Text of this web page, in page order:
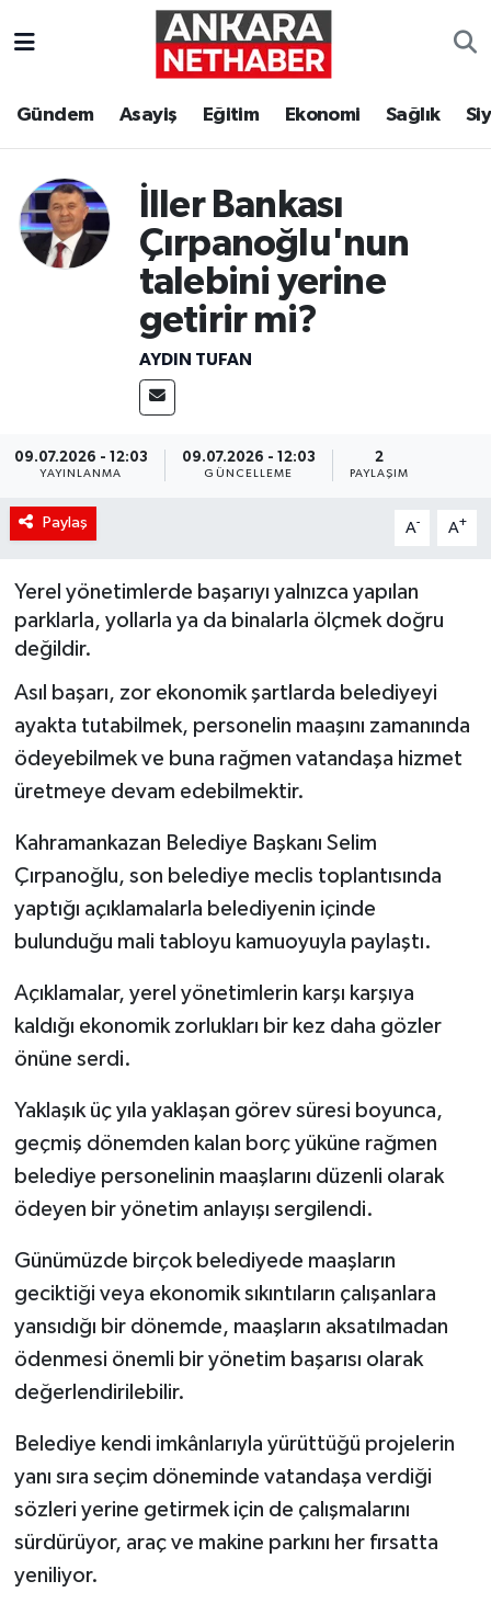
Gündem Asayiş Eğitim Ekonomi Sağlık
İller Bankası
Çırpanoğlu'nun
talebini yerine
getirir mi?
AYDIN TUFAN
09.07.2026 - 12:03
YAYINLANMA
09.07.2026 - 12:03
GÜNCELLEME
2
PAYLAŞIM
Paylaş A- A+
Yerel yönetimlerde başarıyı yalnızca yapılan
parklarla, yollarla ya da binalarla ölçmek doğru
değildir.
Asıl başarı, zor ekonomik şartlarda belediyeyi
ayakta tutabilmek, personelin maaşını zamanında
ödeyebilmek ve buna rağmen vatandaşa hizmet
üretmeye devam edebilmektir.
Kahramankazan Belediye Başkanı Selim
Çırpanoğlu, son belediye meclis toplantısında
yaptığı açıklamalarla belediyenin içinde
bulunduğu mali tabloyu kamuoyuyla paylaştı.
Açıklamalar, yerel yönetimlerin karşı karşıya
kaldığı ekonomik zorlukları bir kez daha gözler
önüne serdi.
Yaklaşık üç yıla yaklaşan görev süresi boyunca,
geçmiş dönemden kalan borç yüküne rağmen
belediye personelinin maaşlarını düzenli olarak
ödeyen bir yönetim anlayışı sergilendi.
Günümüzde birçok belediyede maaşların
geciktiği veya ekonomik sıkıntıların çalışanlara
yansıdığı bir dönemde, maaşların aksatılmadan
ödenmesi önemli bir yönetim başarısı olarak
değerlendirilebilir.
Belediye kendi imkânlarıyla yürüttüğü projelerin
yanı sıra seçim döneminde vatandaşa verdiği
sözleri yerine getirmek için de çalışmalarını
sürdürüyor, araç ve makine parkını her fırsatta
yeniliyor.
Eğitim
Ekonomi
Kim Kimdir Nereli
Resmi İlanlar
Sağlık
Siyaset
Spor
Teknoloji
Yaşam
Ankara Hava Durumu
Süper Lig Puan Durumu ve Fikstür
Tüm Manşetler
Son Dakika Haberleri
Haber Arşivi